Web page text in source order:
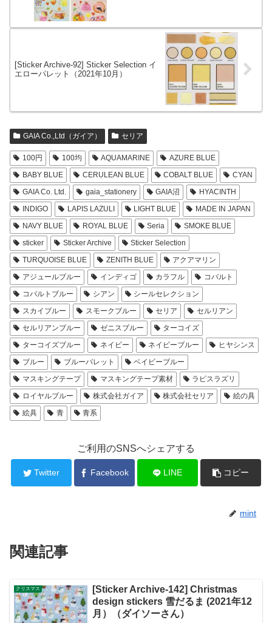
[Sticker Archive-92] Sticker Selection イ
エローパレット（2021年10月）
GAIA Co.,Ltd（ガイア） セリア
100円 100均 AQUAMARINE
AZURE BLUE
BABY BLUE
CERULEAN BLUE COBALT BLUE
CYAN
GAIA Co. Ltd.
gaia_stationery GAIA沼
HYACINTH
INDIGO
LAPIS LAZULI LIGHT BLUE
MADE IN JAPAN
NAVY BLUE
ROYAL BLUE Seria
SMOKE BLUE
sticker
Sticker Archive
Sticker Selection
TURQUOISE BLUE
ZENITH BLUE
アクアマリン
アジュールブルー
インディゴ カラフル
コバルト
コバルトブルー
シアン
シールセレクション
スカイブルー
スモークブルー セリア
セルリアン
セルリアンブルー
ゼニスブルー
ターコイズ
ターコイズブルー
ネイビー ネイビーブルー
ヒヤシンス
ブルー
ブルーパレット
ベイビーブルー
マスキングテープ
マスキングテープ素材
ラピスラズリ
ロイヤルブルー
株式会社ガイア 株式会社セリア
絵の具
絵具
青 青系
ご利用のSNSへシェアする
Twitter Facebook LINE コピー
mint
関連記事
クリスマス
[Sticker Archive-142] Christmas
design stickers 雪だるま (2021年12
月）（ダイソーさん）